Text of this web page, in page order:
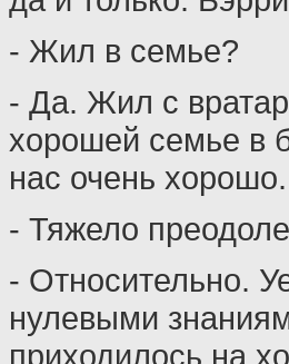
- Жил в семье?
- Да. Жил с
хорошей семье в
нас очень хорошо.
- Тяжело
- Относительно.
нулевыми
приходилось на